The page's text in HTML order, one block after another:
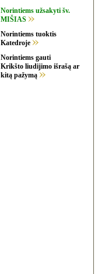
Norintiems užsakyti šv.
MIŠIAS
Norintiems tuoktis
Katedroje
Norintiems gauti
Krikšto liudijimo išrašą ar
kitą pažymą